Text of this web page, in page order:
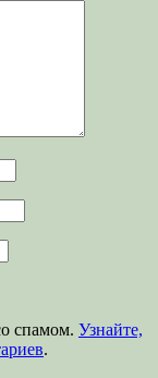
спамом. Узнайте,
.